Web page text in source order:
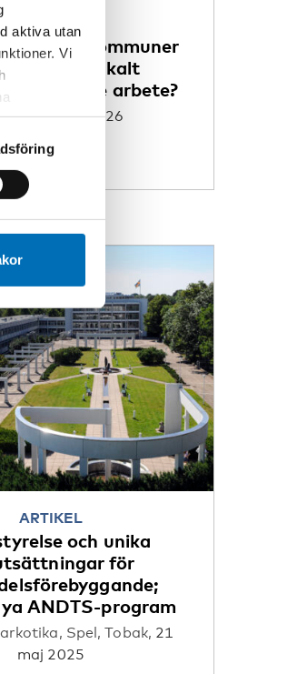
aktiva utan
Vi
de tjänster
dem
ARTIKEL
kommuner
satsar på lokalt
arbete?
18 feb 2026
ARTIKEL
och unika
för
ANDTS-program
Spel,Tobak, 21
maj 2025